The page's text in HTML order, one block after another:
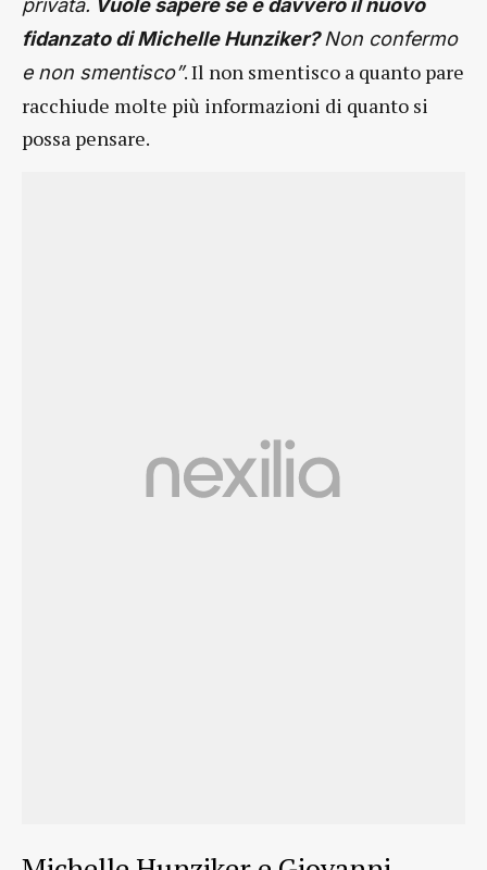
privata. Vuole sapere se è davvero il nuovo
fidanzato di Michelle Hunziker?Non confermo
e non smentisco”. Il non smentisco a quanto pare
racchiude molte più informazioni di quanto si
possa pensare.